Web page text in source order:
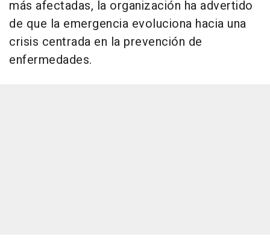
más afectadas, la organización ha advertido
de que la emergencia evoluciona hacia una
crisis centrada en la prevención de
enfermedades.